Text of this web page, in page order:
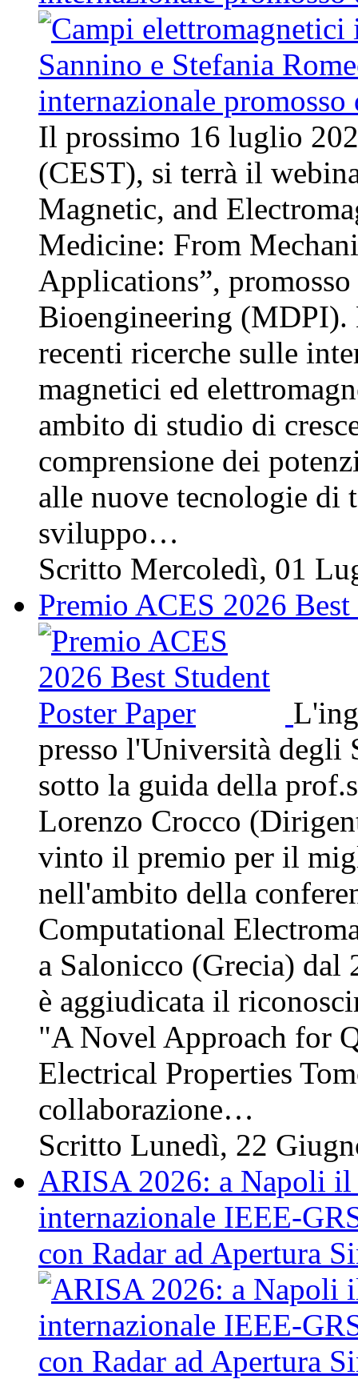
Il prossimo 16 luglio
(CEST), si terrà il
Magnetic, and
Medicine: From
Applications”,
Bioengineering (MDPI).
recenti ricerche sulle
magnetici ed
ambito di studio di
comprensione dei
alle nuove tecnologie di
sviluppo…
Scritto Mercoledì, 01
Premio ACES 2026
presso l'Università degli
sotto la guida della
Lorenzo Crocco
vinto il premio per il
nell'ambito della
Computational
a Salonicco (Grecia) dal
è aggiudicata il
"A Novel Approach for
Electrical Properties
collaborazione…
Scritto Lunedì, 22
ARISA 2026: a Napoli il
internazionale IEEE-
con Radar ad Apertura